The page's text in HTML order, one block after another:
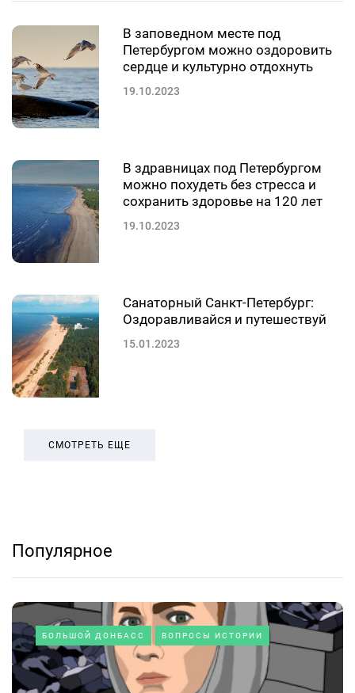
В заповедном месте под
Петербургом можно оздоровить
сердце и культурно отдохнуть
19.10.2023
В здравницах под Петербургом
можно похудеть без стресса и
сохранить здоровье на 120 лет
19.10.2023
Санаторный Санкт-Петербург:
Оздоравливайся и путешествуй
15.01.2023
СМОТРЕТЬ ЕЩЕ
Популярное
БОЛЬШОЙ ДОНБАСС ВОПРОСЫ ИСТОРИИ